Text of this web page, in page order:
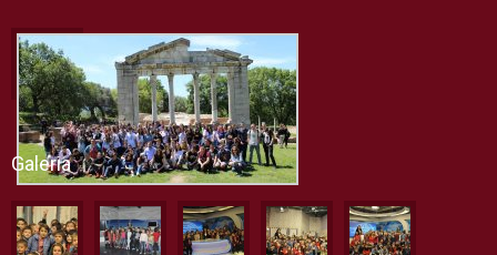
Galeria